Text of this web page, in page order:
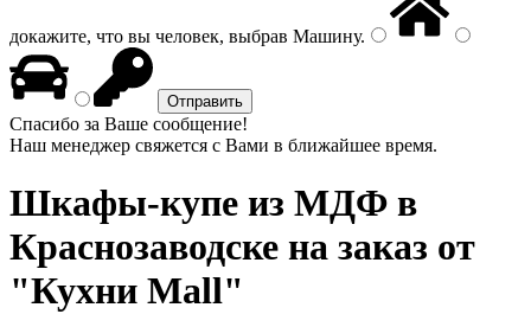
докажите, что вы человек, выбрав Машину.
Спасибо за Ваше сообщение!
Наш менеджер свяжется с Вами в ближайшее время.
Шкафы-купе из МДФ в
Краснозаводске на заказ от
"Кухни Mall"